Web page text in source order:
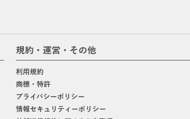
規約・運営・その他
利用規約
商標・特許
プライバシーポリシー
情報セキュリティーポリシー